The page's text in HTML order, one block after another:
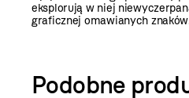
eksplorują w niej
graficznej omawianych
Podobne